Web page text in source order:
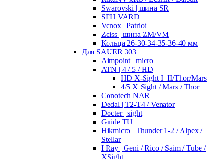
Swarovski | шина SR
SFH VARD
Venox | Patriot
Zeiss | шина ZM/VM
Кольца 26-30-34-35-36-40 мм
Для SAUER 303
Aimpoint | micro
ATN | 4 / 5 / HD
HD X-Sight I+II/Thor/Mars
4/5 X-Sight / Mars / Thor
Conotech NAR
Dedal | T2-T4 / Venator
Docter | sight
Guide TU
Hikmicro | Thunder 1-2 / Alpex /
Stellar
I Ray | Geni / Rico / Saim / Tube /
XSight